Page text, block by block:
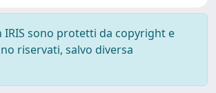
IRIS sono protetti da copyright e
riservati, salvo diversa